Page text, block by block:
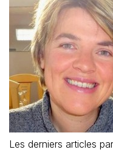
Les derniers articles